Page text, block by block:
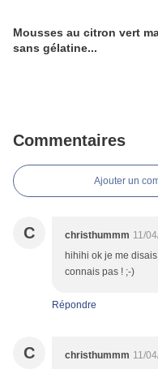
Mousses au citron vert
sans gélatine...
Commentaires
Ajouter un
C christhummm 11/
hihihi ok je me
connais pas ! ;-)
Répondre
C christhummm 11/